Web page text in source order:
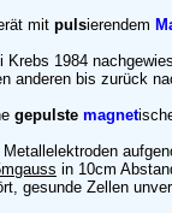
mit pulsierendem
Krebs 1984
anderen bis zurück
gepulste magnet
in 10cm
gesunde Zellen